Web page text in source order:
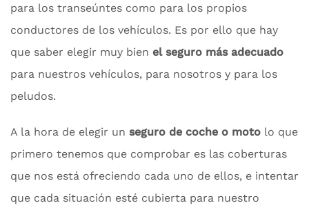
para los transeúntes como para los propios
conductores de los vehículos. Es por ello que hay
que saber elegir muy bien el seguro más adecuado
para nuestros vehículos, para nosotros y para los
peludos.
A la hora de elegir un seguro de coche o moto lo que
primero tenemos que comprobar es las coberturas
que nos está ofreciendo cada uno de ellos, e intentar
que cada situación esté cubierta para nuestro